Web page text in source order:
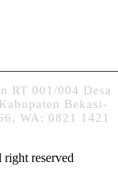
RT 001/004 Desa
Bekasi-
WA: 0821 1421
reserved